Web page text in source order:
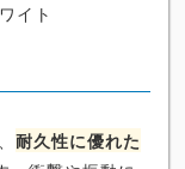
イト
耐久性に優れた